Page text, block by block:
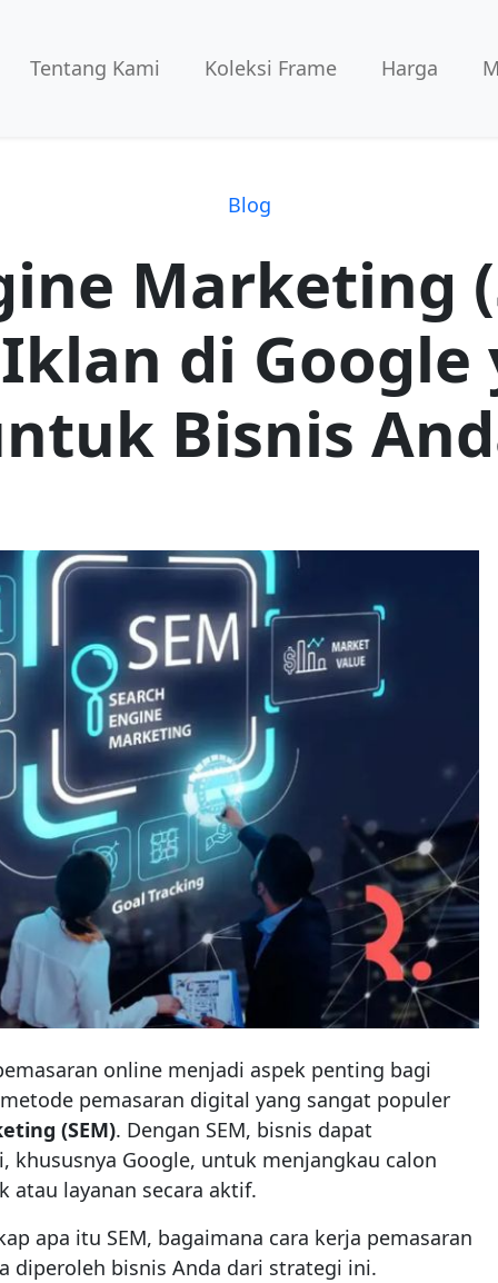
Tentang Kami Koleksi Frame Harga
Blog
Marketing
di
Bisnis
online menjadi aspek penting bagi
pemasaran digital yang sangat populer
(SEM). Dengan SEM, bisnis dapat
khususnya Google, untuk menjangkau calon
atau layanan secara aktif.
apa itu SEM, bagaimana cara kerja pemasaran
diperoleh bisnis Anda dari strategi ini.